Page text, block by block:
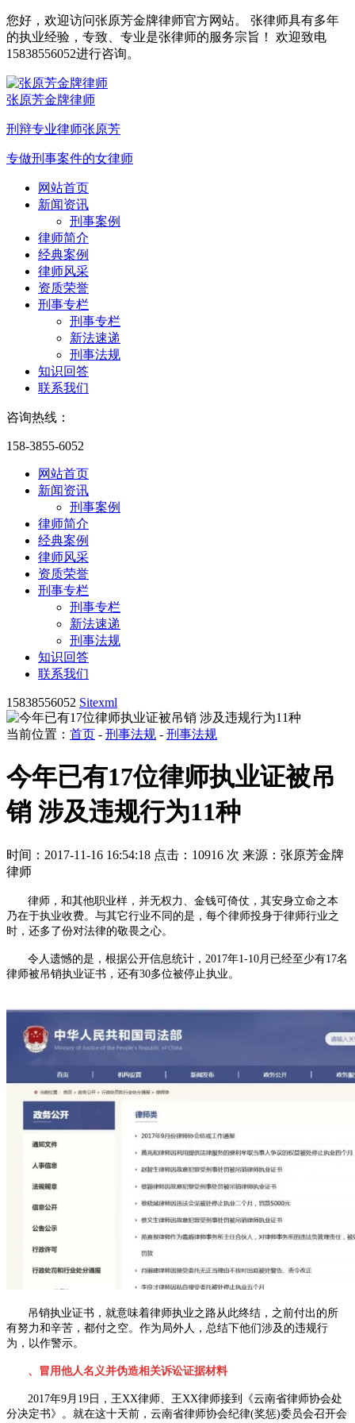
您好，欢迎访问张原芳金牌律师官方网站。 张律师具有多年
的执业经验，专致、专业是张律师的服务宗旨！ 欢迎致电
15838556052进行咨询。
张原芳金牌律师
刑辩专业律师张原芳
专做刑事案件的女律师
网站首页
新闻资讯
刑事案例
律师简介
经典案例
律师风采
资质荣誉
刑事专栏
刑事专栏
新法速递
刑事法规
知识回答
联系我们
咨询热线：
158-3855-6052
网站首页
新闻资讯
刑事案例
律师简介
经典案例
律师风采
资质荣誉
刑事专栏
刑事专栏
新法速递
刑事法规
知识回答
联系我们
15838556052 Sitexml
当前位置： 首页 - 刑事法规 - 刑事法规
今年已有17位律师执业证被吊
销 涉及违规行为11种
时间：2017-11-16 16:54:18 点击：10916 次 来源：张原芳金牌
律师
律师，和其他职业样，并无权力、金钱可倚仗，其安身立命之本
乃在于执业收费。与其它行业不同的是，每个律师投身于律师行业之
时，还多了份对法律的敬畏之心。
令人遗憾的是，根据公开信息统计， 2017年1-10月已经至少有17名
律师被吊销执业证书，还有30多位被停止执业。
吊销执业证书，就意味着律师执业之路从此终结，之前付出的所
有努力和辛苦，都付之空。作为局外人，总结下他们涉及的违规行
为，以作警示。
、冒用他人名义并伪造相关诉讼证据材料
2017年9月 19日，王XX律师、王XX律师接到《云南省律师协会处
分决定书》。就在这十天前，云南省律师协会纪律(奖惩)委员会召开会